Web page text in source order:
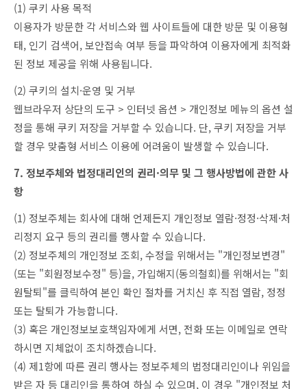
(1) 쿠키 사용 목적
이용자가 방문한 각 서비스와 웹 사이트들에 대한 방문 및 이용형
태, 인기 검색어, 보안접속 여부 등을 파악하여 이용자에게 최적화
된 정보 제공을 위해 사용됩니다.
(2) 쿠키의 설치·운영 및 거부
웹브라우저 상단의 도구 > 인터넷 옵션 > 개인정보 메뉴의 옵션 설
정을 통해 쿠키 저장을 거부할 수 있습니다. 단, 쿠키 저장을 거부
할 경우 맞춤형 서비스 이용에 어려움이 발생할 수 있습니다.
7. 정보주체와 법정대리인의 권리·의무 및 그 행사방법에 관한 사
항
(1) 정보주체는 회사에 대해 언제든지 개인정보 열람·정정·삭제·처
리정지 요구 등의 권리를 행사할 수 있습니다.
(2) 정보주체의 개인정보 조회, 수정을 위해서는 "개인정보변경"
(또는 "회원정보수정" 등)을, 가입해지(동의철회)를 위해서는 "회
원탈퇴"를 클릭하여 본인 확인 절차를 거치신 후 직접 열람, 정정
또는 탈퇴가 가능합니다.
(3) 혹은 개인정보보호책임자에게 서면, 전화 또는 이메일로 연락
하시면 지체없이 조치하겠습니다.
(4) 제1항에 따른 권리 행사는 정보주체의 법정대리인이나 위임을
받은 자 등 대리인을 통하여 하실 수 있으며, 이 경우 "개인정보 처